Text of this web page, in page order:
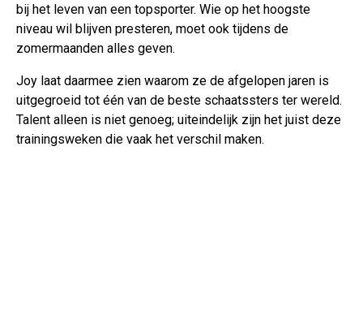
bij het leven van een topsporter. Wie op het hoogste
niveau wil blijven presteren, moet ook tijdens de
zomermaanden alles geven.
Joy laat daarmee zien waarom ze de afgelopen jaren is
uitgegroeid tot één van de beste schaatssters ter wereld.
Talent alleen is niet genoeg; uiteindelijk zijn het juist deze
trainingsweken die vaak het verschil maken.